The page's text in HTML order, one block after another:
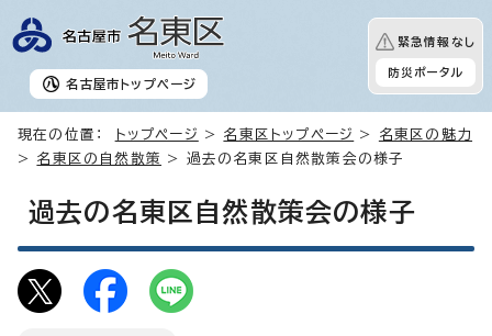
名古屋市 トップページ
緊急情報なし
防災ポータル
現在の位置： トップページ > 名東区トップページ > 名東区の魅力
> 名東区の自然散策 > 過去の名東区自然散策会の様子
過去の名東区自然散策会の様子